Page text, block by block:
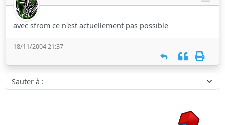
avec sfrom ce n'est actuellement pas possible
18/11/2004 21:37
Sauter à :